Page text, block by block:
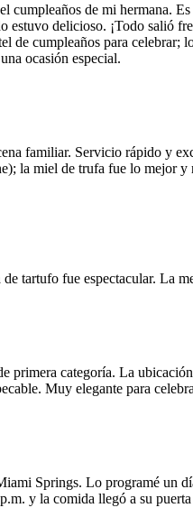
cumpleaños de mi hermana.
estuvo delicioso. ¡Todo salió
de cumpleaños para
ocasión especial.
familiar. Servicio rápido y
la miel de trufa fue lo mejor
tartufo fue espectacular. La
primera categoría. La
Muy elegante para
Springs. Lo programé un
y la comida llegó a su